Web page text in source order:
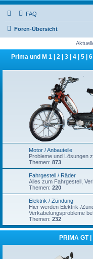
FAQ
Foren-Übersicht
Prima und M 1 | 2 | 3 | 4 | 5 |
Motor / Anbauteile
Probleme und Lösungen
Themen: 873
Fahrgestell / Räder
Alles zum Fahrgestell,
Themen: 220
Elektrik / Zündung
Hier werden Elektrik-/
Verkabelungsprobleme
Themen: 232
PRIMA GT